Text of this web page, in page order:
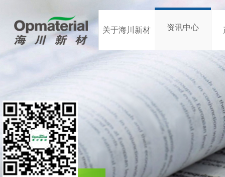
关于海川新材 资讯中心